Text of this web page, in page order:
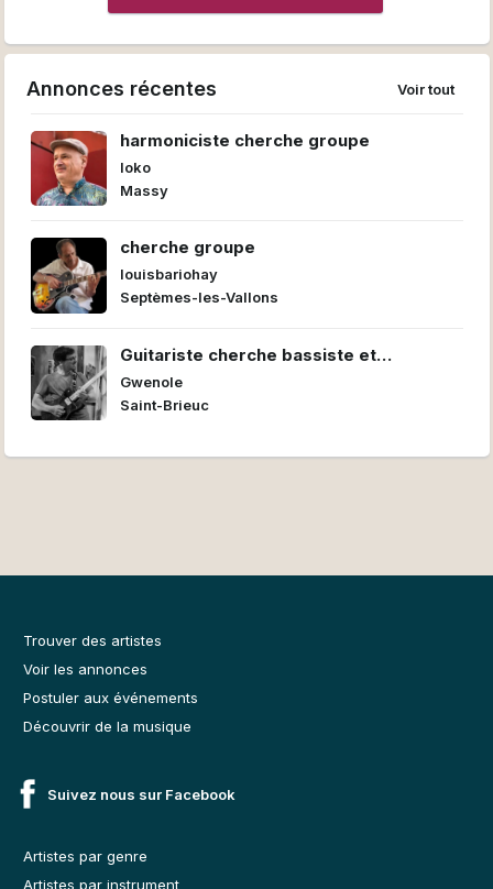
Annonces récentes Voir tout
harmoniciste cherche groupe
loko
Massy
cherche groupe
louisbariohay
Septèmes-les-Vallons
Guitariste cherche bassiste et
batteur/euse pour former un power trio
Gwenole
Saint-Brieuc
Trouver des artistes
Voir les annonces
Postuler aux événements
Découvrir de la musique
Suivez nous sur Facebook
Artistes par genre
Artistes par instrument